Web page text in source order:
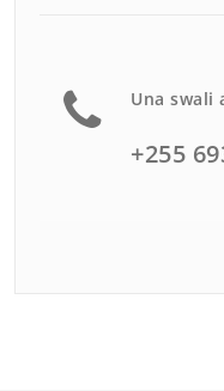
Una swali
+255